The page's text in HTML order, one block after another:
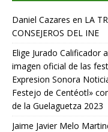
Daniel Cazares en LA
CONSEJEROS DEL INE
Elige Jurado Calificador
imagen oficial de las
Expresion Sonora
Festejo de Centéotl»
de la Guelaguetza 2023
Jaime Javier Melo